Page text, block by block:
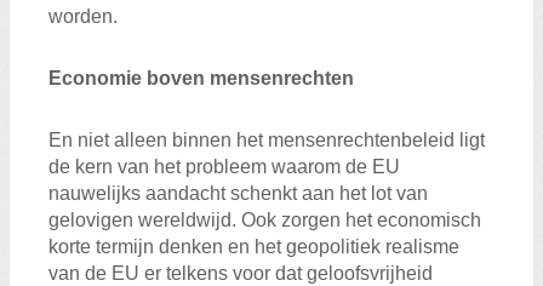
worden.
Economie boven mensenrechten
En niet alleen binnen het mensenrechtenbeleid ligt
de kern van het probleem waarom de EU
nauwelijks aandacht schenkt aan het lot van
gelovigen wereldwijd. Ook zorgen het economisch
korte termijn denken en het geopolitiek realisme
van de EU er telkens voor dat geloofsvrijheid